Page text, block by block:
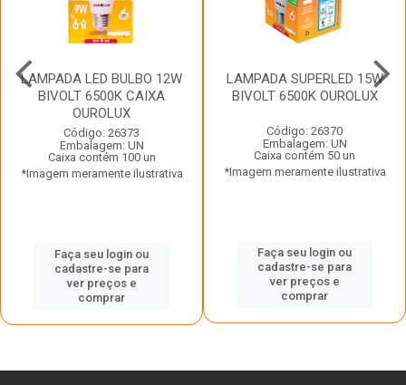
LAMPADA LED BULBO 12W
BIVOLT 6500K CAIXA
OUROLUX
Código: 26373
Embalagem: UN
Caixa contém 100 un
*Imagem meramente ilustrativa
Faça seu login ou
cadastre-se para
ver preços e
comprar
LAMPADA SUPERLED 15W
BIVOLT 6500K OUROLUX
Código: 26370
Embalagem: UN
Caixa contém 50 un
*Imagem meramente ilustrativa
Faça seu login ou
cadastre-se para
ver preços e
comprar